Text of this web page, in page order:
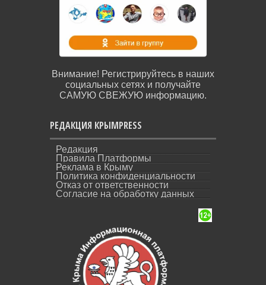
Внимание! Регистрируйтесь в наших
социальных сетях и получайте
САМУЮ СВЕЖУЮ информацию.
РЕДАКЦИЯ КРЫМPRESS
Редакция
Правила Платформы
Реклама в Крыму
Политика конфиденциальности
Отказ от ответственности
Согласие на обработку данных